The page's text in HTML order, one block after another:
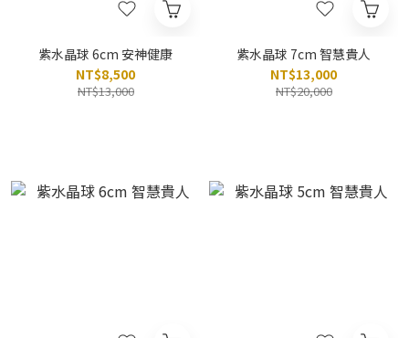
紫水晶球 6cm 安神健康
NT$8,500
NT$13,000
紫水晶球 7cm 智慧貴人
NT$13,000
NT$20,000